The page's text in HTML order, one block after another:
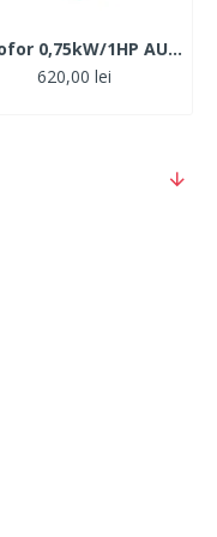
Hidrofor 0,75kW/1HP AUJET 100B
620,00 lei